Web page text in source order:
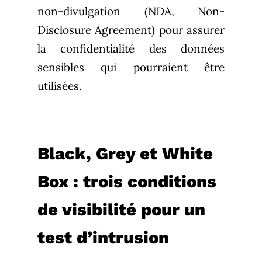
non-divulgation (NDA, Non-
Disclosure Agreement) pour assurer
la confidentialité des données
sensibles qui pourraient être
utilisées.
Black, Grey et White
Box : trois conditions
de visibilité pour un
test d’intrusion